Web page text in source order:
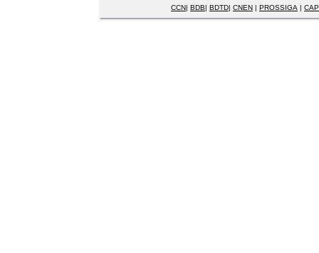
CCN| BDB| BDTD| CNEN | PROSSIGA |